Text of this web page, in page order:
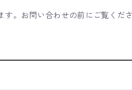
。お問い合わせの前にご覧くださ